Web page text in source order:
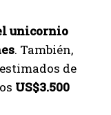
unicornio
. También,
de
US$3.500